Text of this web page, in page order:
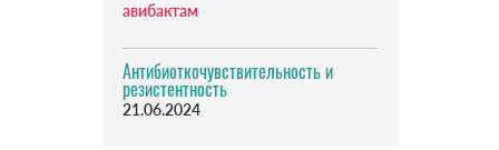
авибактам
Антибиоткочувствительность и
резистентность
21.06.2024